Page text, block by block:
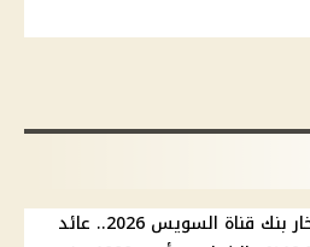
شهادات ادخار بنك قناة السويس 2026.. عائد